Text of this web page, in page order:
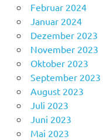
Februar 2024
Januar 2024
Dezember 2023
November 2023
Oktober 2023
September 2023
August 2023
Juli 2023
Juni 2023
Mai 2023